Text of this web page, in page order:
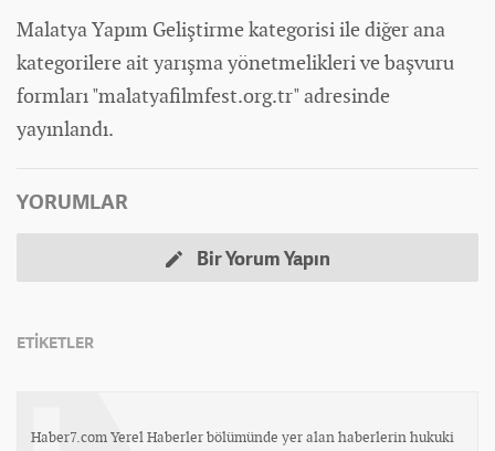
Malatya Yapım Geliştirme kategorisi ile diğer ana
kategorilere ait yarışma yönetmelikleri ve başvuru
formları "malatyafilmfest.org.tr" adresinde
yayınlandı.
YORUMLAR
Bir Yorum Yapın
ETİKETLER
Haber7.com Yerel Haberler bölümünde yer alan haberlerin hukuki